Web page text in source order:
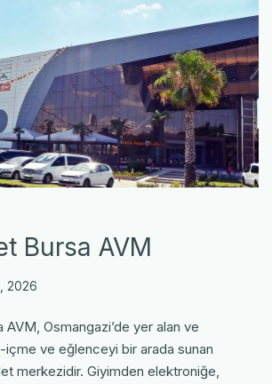
Bursa AVM
2026
AVM, Osmangazi’de yer alan ve
içme ve eğlenceyi bir arada sunan
merkezidir. Giyimden elektroniğe,